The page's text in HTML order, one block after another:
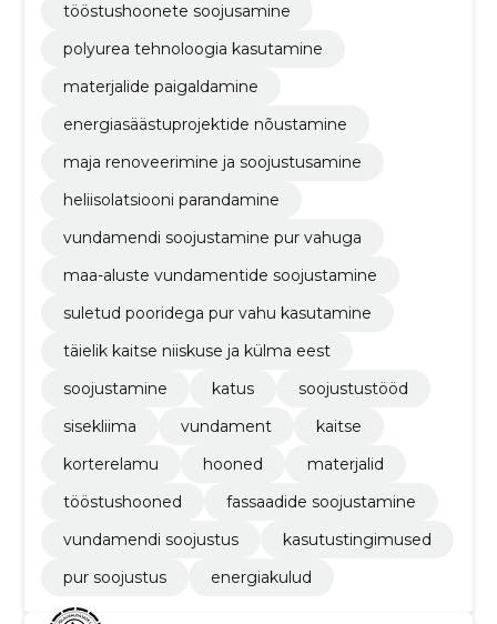
tööstushoonete soojusamine
polyurea tehnoloogia kasutamine
materjalide paigaldamine
energiasäästuprojektide nõustamine
maja renoveerimine ja soojustusamine
heliisolatsiooni parandamine
vundamendi soojustamine pur vahuga
maa-aluste vundamentide soojustamine
suletud pooridega pur vahu kasutamine
täielik kaitse niiskuse ja külma eest
soojustamine
katus
soojustustööd
sisekliima
vundament
kaitse
korterelamu
hooned
materjalid
tööstushooned
fassaadide soojustamine
vundamendi soojustus
kasutustingimused
pur soojustus
energiakulud